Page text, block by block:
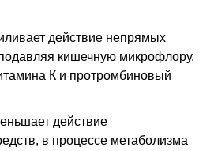
действие непрямых
кишечную микрофлору,
К и протромбиновый
действие
в процессе метаболизма